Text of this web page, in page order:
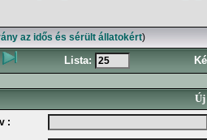
az idős és sérült állatokért)
Lista:
Új
: